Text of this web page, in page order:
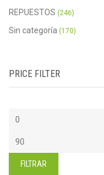
REPUESTOS (246)
Sin categoría (170)
PRICE FILTER
Precio
mínimo
Precio
máximo
FILTRAR